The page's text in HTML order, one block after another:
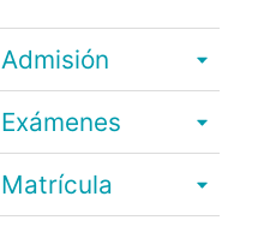
Admisión
Exámenes
Matrícula